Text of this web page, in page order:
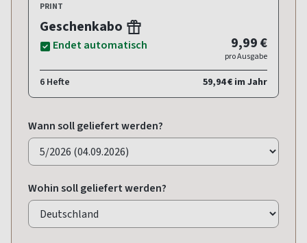
PRINT
Geschenkabo
Endet automatisch 9,99 €
pro Ausgabe
6 Hefte 59,94 € im Jahr
Wann soll geliefert werden?
Wohin soll geliefert werden?